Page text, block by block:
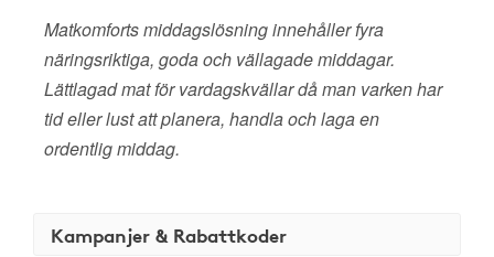
Matkomforts middagslösning innehåller fyra
näringsriktiga, goda och vällagade middagar.
Lättlagad mat för vardagskvällar då man varken har
tid eller lust att planera, handla och laga en
ordentlig middag.
Kampanjer & Rabattkoder